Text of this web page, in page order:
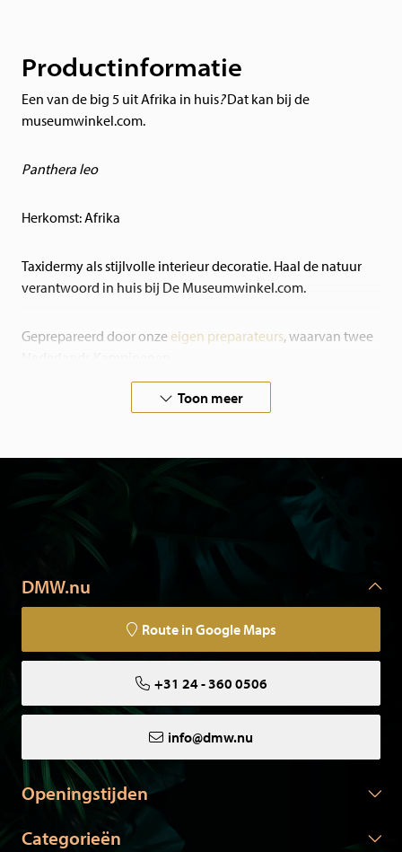
Productinformatie
Een van de big 5 uit Afrika in huis?Dat kan bij de
museumwinkel.com.
Panthera leo
Herkomst: Afrika
Taxidermy als stijlvolle interieur decoratie. Haal de natuur
verantwoord in huis bij De Museumwinkel.com.
Geprepareerd door onze eigen preparateurs, waarvan twee
Bent u op zoek naar een opgezet dier dat niet op de
Al onze dieren zijn een natuurlijke dood gestorven in
dierentuinen of volières, of zijn afkomstig van particulieren.
Onze dieren zijn gecertificeerd en worden geleverd met de
benodigde papieren.
Toon meer
DMW.nu
Route in Google Maps
+31 24 - 360 0506
info@dmw.nu
Openingstijden
Categorieën